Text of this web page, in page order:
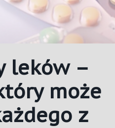
leków –
może
z